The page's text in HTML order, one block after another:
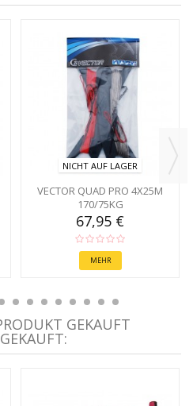
NICHT AUF LAGER
VECTOR QUAD PRO 4X25M
170/75KG
67,95 €
MEHR
GEKAUFT